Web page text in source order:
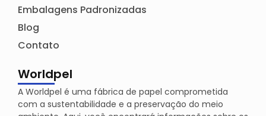
Embalagens Padronizadas
Blog
Contato
Worldpel
A Worldpel é uma fábrica de papel comprometida
com a sustentabilidade e a preservação do meio